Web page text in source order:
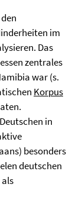
im
Das
zentrales
war (s.
Korpus
in
besonders
deutschen